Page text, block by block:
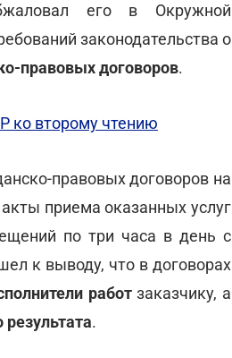
его в Окружной
законодательства о
правовых договоров.
ко второму чтению
правовых договоров на
приема оказанных услуг
по три часа в день с
к выводу, что в договорах
работзаказчику, а
.